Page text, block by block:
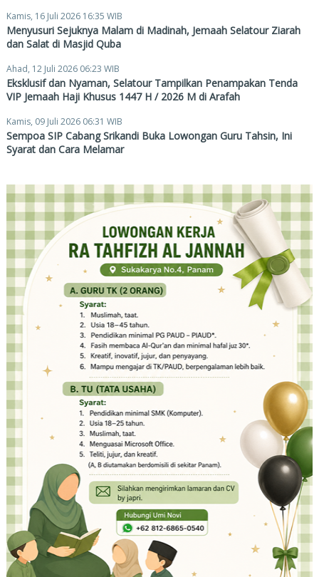
Kamis, 16 Juli 2026 16:35 WIB
Menyusuri Sejuknya Malam di Madinah, Jemaah Selatour Ziarah
dan Salat di Masjid Quba
Ahad, 12 Juli 2026 06:23 WIB
Eksklusif dan Nyaman, Selatour Tampilkan Penampakan Tenda
VIP Jemaah Haji Khusus 1447 H / 2026 M di Arafah
Kamis, 09 Juli 2026 06:31 WIB
Sempoa SIP Cabang Srikandi Buka Lowongan Guru Tahsin, Ini
Syarat dan Cara Melamar